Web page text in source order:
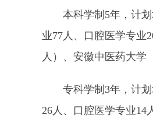
本科学制5年，计划
业77人、口腔医学专业
人）、安徽中医药大学
专科学制3年，计划
26人、口腔医学专业14